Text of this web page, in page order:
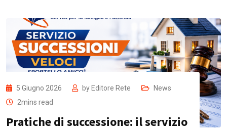
5 Giugno 2026 by Editore Rete
News
2mins read
Pratiche di successione: il servizio